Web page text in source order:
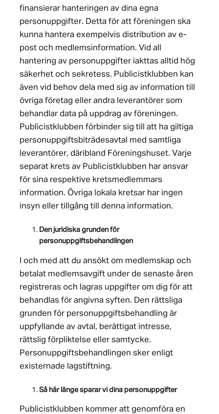
finansierar hanteringen av dina egna
personuppgifter. Detta för att föreningen ska
kunna hantera exempelvis distribution av e-
post och medlemsinformation. Vid all
hantering av personuppgifter iakttas alltid hög
säkerhet och sekretess. Publicistklubben kan
även vid behov dela med sig av information till
övriga företag eller andra leverantörer som
behandlar data på uppdrag av föreningen.
Publicistklubben förbinder sig till att ha giltiga
personuppgiftsbiträdesavtal med samtliga
leverantörer, däribland Föreningshuset. Varje
separat krets av Publicistklubben har ansvar
för sina respektive kretsmedlemmars
information. Övriga lokala kretsar har ingen
insyn eller tillgång till denna information.
Den juridiska grunden för
personuppgiftsbehandlingen
I och med att du ansökt om medlemskap och
betalat medlemsavgift under de senaste åren
registreras och lagras uppgifter om dig för att
behandlas för angivna syften. Den rättsliga
grunden för personuppgiftsbehandling är
uppfyllande av avtal, berättigat intresse,
rättslig förpliktelse eller samtycke.
Personuppgiftsbehandlingen sker enligt
existernade lagstiftning.
Så här länge sparar vi dina personuppgifter
Publicistklubben kommer att genomföra en